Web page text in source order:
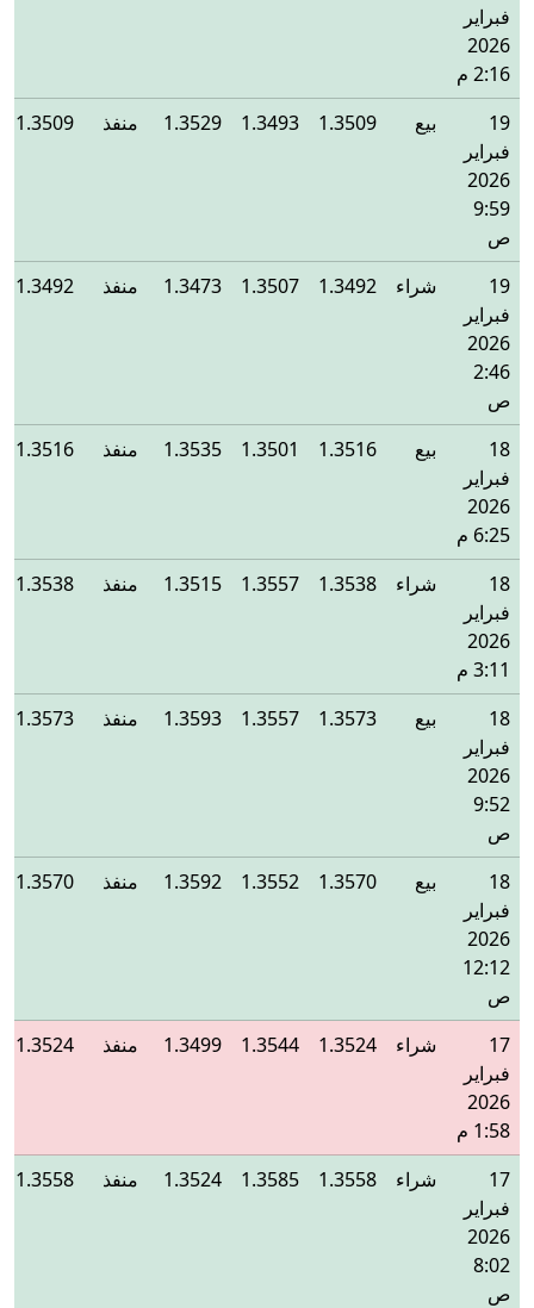
فبراير
2026
2:16 م
19
فبراير
2026
9:59
ص
بيع 1.3509
1.3493
1.3529 منفذ 1.3509
19
فبراير
2026
2:46
ص
شراء 1.3492
1.3507
1.3473 منفذ 1.3492
18
فبراير
2026
6:25 م
بيع 1.3516
1.3501
1.3535 منفذ 1.3516
18
فبراير
2026
3:11 م
شراء 1.3538
1.3557
1.3515 منفذ 1.3538
18
فبراير
2026
9:52
ص
بيع 1.3573
1.3557
1.3593 منفذ 1.3573
18
فبراير
2026
12:12
ص
بيع 1.3570
1.3552
1.3592 منفذ 1.3570
17
فبراير
2026
1:58 م
شراء 1.3524
1.3544
1.3499 منفذ 1.3524
17
فبراير
2026
8:02
ص
شراء 1.3558
1.3585
1.3524 منفذ 1.3558